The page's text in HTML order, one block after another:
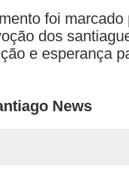
foi
dos
e esperança
News